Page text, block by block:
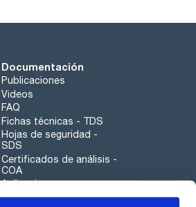
Documentación
Publicaciones
Videos
FAQ
Fichas técnicas - TDS
Hojas de seguridad -
SDS
Certificados de análisis -
COA
Aplicaciones
Tabla Periódica